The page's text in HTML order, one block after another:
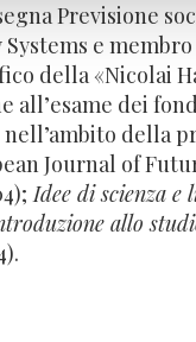
Previsione
e
della «Nicolai
all’esame dei
della
Journal of
Idee di scienza
allo